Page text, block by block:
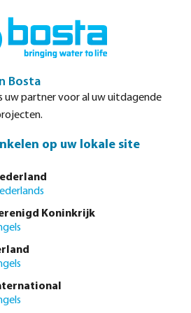
RVS 316L 1 1/4" x 35
x pers KIWA
Bosta
uw partner voor al uw uitdagende
op uw lokale site
Koninkrijk